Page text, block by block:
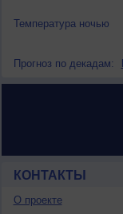
Температура ночью
Прогноз по декадам:
КОНТАКТЫ
О проекте